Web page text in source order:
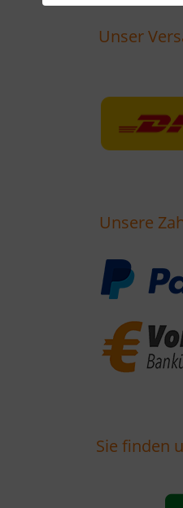
Unser
Unsere
Sie finden